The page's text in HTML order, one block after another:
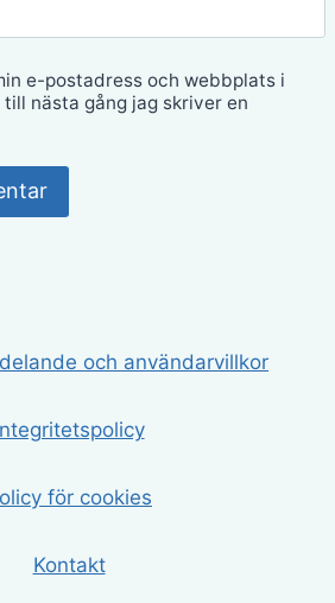
e-postadress och webbplats i
nästa gång jag skriver en
och användarvillkor
för cookies
Kontakt